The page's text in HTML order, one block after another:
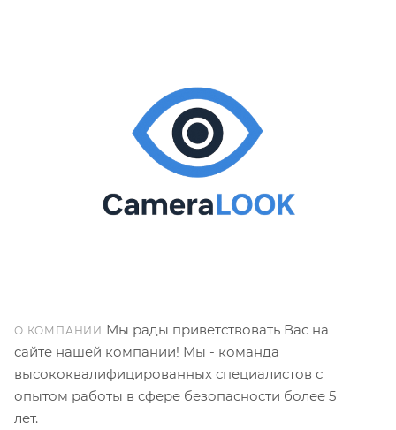
О КОМПАНИИ Мы рады приветствовать Вас на
сайте нашей компании! Мы - команда
высококвалифицированных специалистов с
опытом работы в сфере безопасности более 5
лет.